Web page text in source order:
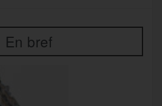
En bref